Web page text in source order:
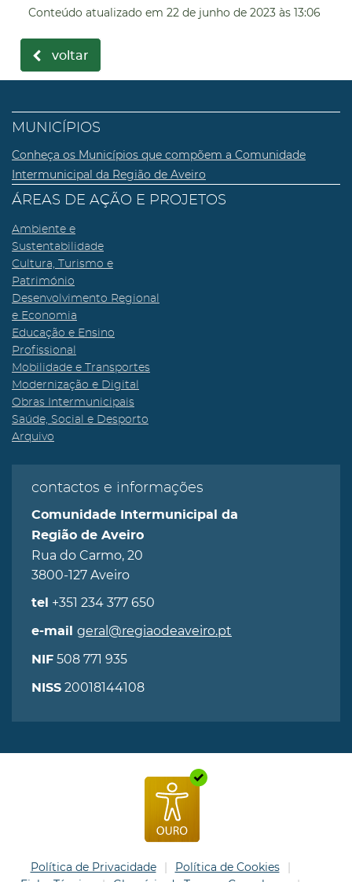
Conteúdo atualizado em 22 de junho de 2023 às 13:06
voltar
MUNICÍPIOS
Conheça os Municípios que compõem a Comunidade
Intermunicipal da Região de Aveiro
ÁREAS DE AÇÃO E PROJETOS
Ambiente e
Sustentabilidade
Cultura, Turismo e
Património
Desenvolvimento Regional
e Economia
Educação e Ensino
Profissional
Mobilidade e Transportes
Modernização e Digital
Obras Intermunicipais
Saúde, Social e Desporto
Arquivo
contactos e informações
Comunidade Intermunicipal da
Região de Aveiro
Rua do Carmo, 20
3800-127 Aveiro
tel +351 234 377 650
e-mail geral@regiaodeaveiro.pt
NIF 508 771 935
NISS 20018144108
Política de Privacidade
Política de Cookies